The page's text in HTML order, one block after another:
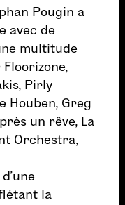
Pougin a
avec de
multitude
Pirly
Houben, Greg
un rêve, La
Orchestra,
la